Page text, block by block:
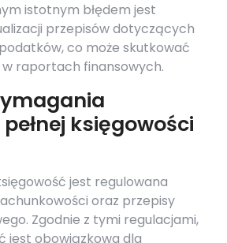
istotnym błędem jest
przepisów dotyczących
co może skutkować
raportach finansowych.
księgowości
jest regulowana
oraz przepisy
Zgodnie z tymi regulacjami,
jest obowiązkowa dla